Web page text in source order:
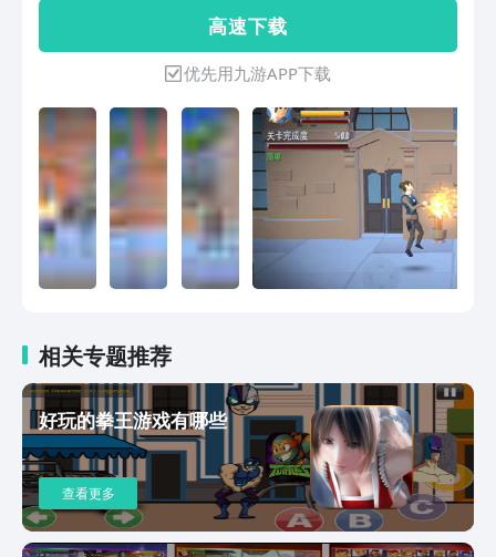
高 速 下 载
优先用九游APP下载
相关专题推荐
好玩的拳王游戏有哪些
查看更多